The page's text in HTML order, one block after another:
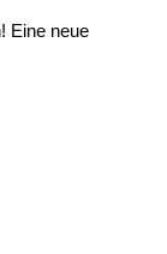
Eine neue